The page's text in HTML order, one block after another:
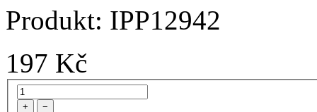
Produkt: IPP12942
197 Kč
+ −